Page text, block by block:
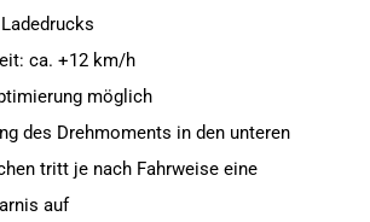
ca. +12 km/h
möglich
des Drehmoments in den unteren
tritt je nach Fahrweise eine
auf